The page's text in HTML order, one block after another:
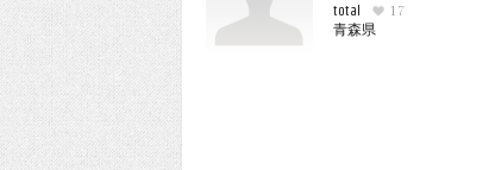
total
17
青森県